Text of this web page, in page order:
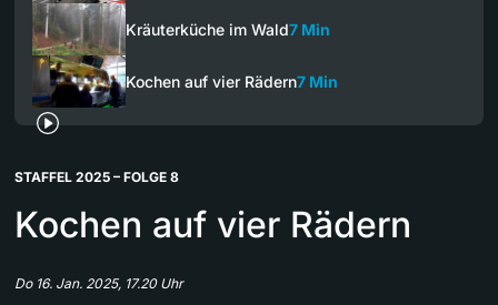
Kräuterküche im Wald7 Min
Kochen auf vier Rädern7 Min
STAFFEL 2025 – FOLGE 8
Kochen auf vier Rädern
Do 16. Jan. 2025, 17.20 Uhr